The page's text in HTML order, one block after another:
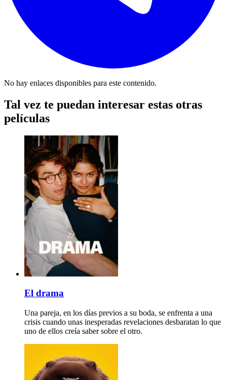
No hay enlaces disponibles para este contenido.
Tal vez te puedan interesar estas otras
películas
El drama
Una pareja, en los días previos a su boda, se enfrenta a una
crisis cuando unas inesperadas revelaciones desbaratan lo que
uno de ellos creía saber sobre el otro.